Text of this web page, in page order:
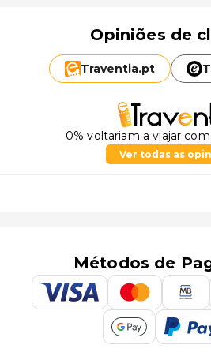
Opiniões de
Traventia.pt
0% voltariam a viajar
Ver todas as
Métodos de